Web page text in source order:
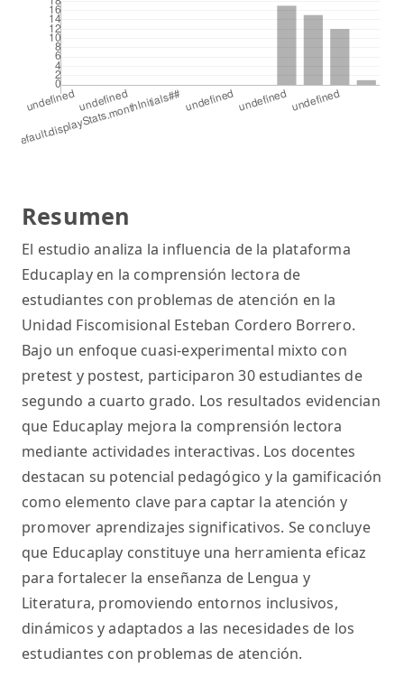
Resumen
El estudio analiza la influencia de la plataforma
Educaplay en la comprensión lectora de
estudiantes con problemas de atención en la
Unidad Fiscomisional Esteban Cordero Borrero.
Bajo un enfoque cuasi-experimental mixto con
pretest y postest, participaron 30 estudiantes de
segundo a cuarto grado. Los resultados evidencian
que Educaplay mejora la comprensión lectora
mediante actividades interactivas. Los docentes
destacan su potencial pedagógico y la gamificación
como elemento clave para captar la atención y
promover aprendizajes significativos. Se concluye
que Educaplay constituye una herramienta eficaz
para fortalecer la enseñanza de Lengua y
Literatura, promoviendo entornos inclusivos,
dinámicos y adaptados a las necesidades de los
estudiantes con problemas de atención.